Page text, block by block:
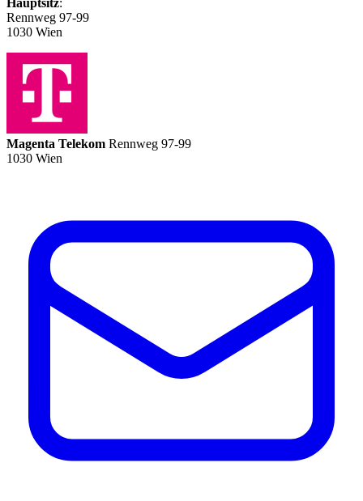
Rennweg 97-99
1030 Wien
Magenta Telekom Rennweg 97-99
1030 Wien